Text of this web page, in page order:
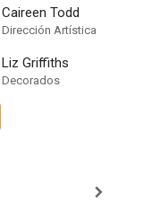
Caireen Todd
Dirección Artística
Liz Griffiths
Decorados